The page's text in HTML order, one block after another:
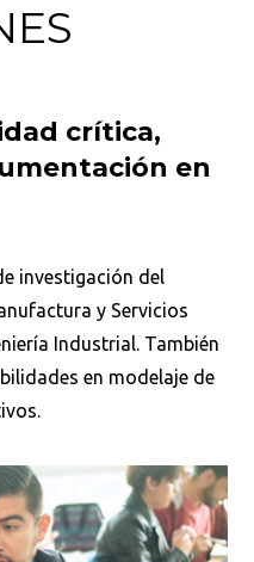
crítica,
en
investigación del
y Servicios
Industrial. También
en modelaje de